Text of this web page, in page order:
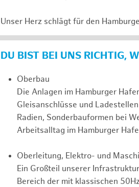
Unser Herz schlägt für den
DU BIST BEI UNS RICHTIG,
Oberbau
Die Anlagen im Hamburger
Gleisanschlüsse und
Radien, Sonderbauformen bei
Arbeitsalltag im Hamburger
Oberleitung, Elektro- und
Ein Großteil unserer
Bereich der mit klassischen